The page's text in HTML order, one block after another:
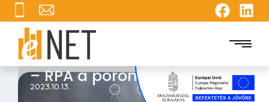
Innováció és hatékonyság
– RPA a porondon 1.
2023.10.13.